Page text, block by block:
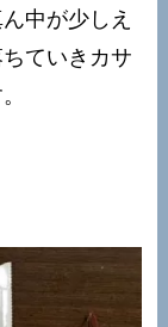
中が少しえ
ていきカサ